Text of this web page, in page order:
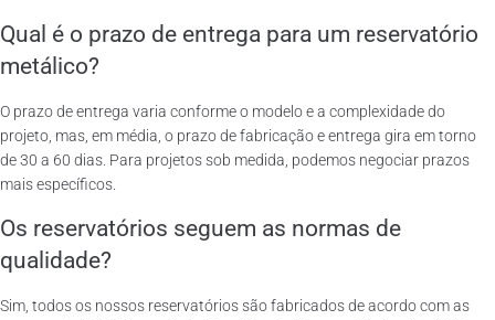
Qual é o prazo de entrega para um reservatório
metálico?
O prazo de entrega varia conforme o modelo e a complexidade do
projeto, mas, em média, o prazo de fabricação e entrega gira em torno
de 30 a 60 dias. Para projetos sob medida, podemos negociar prazos
mais específicos.
Os reservatórios seguem as normas de
qualidade?
Sim, todos os nossos reservatórios são fabricados de acordo com as